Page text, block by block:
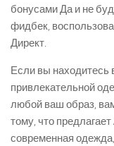
бонусами Да и не
фидбек,
Директ.
Если вы находитесь
привлекательной
любой ваш образ,
тому, что
современная